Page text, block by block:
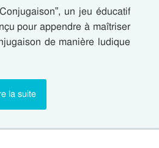
un jeu éducatif
pour appendre à maîtriser
de manière ludique
la suite